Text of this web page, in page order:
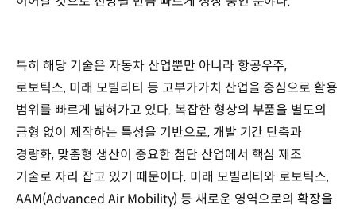
특히 해당 기술은 자동차 산업뿐만 아니라 항공우주,
로보틱스, 미래 모빌리티 등 고부가가치 산업을 중심으로 활용
범위를 빠르게 넓혀가고 있다. 복잡한 형상의 부품을 별도의
금형 없이 제작하는 특성을 기반으로, 개발 기간 단축과
경량화, 맞춤형 생산이 중요한 첨단 산업에서 핵심 제조
기술로 자리 잡고 있기 때문이다. 미래 모빌리티와 로보틱스,
AAM(Advanced Air Mobility) 등 새로운 영역으로의 확장을